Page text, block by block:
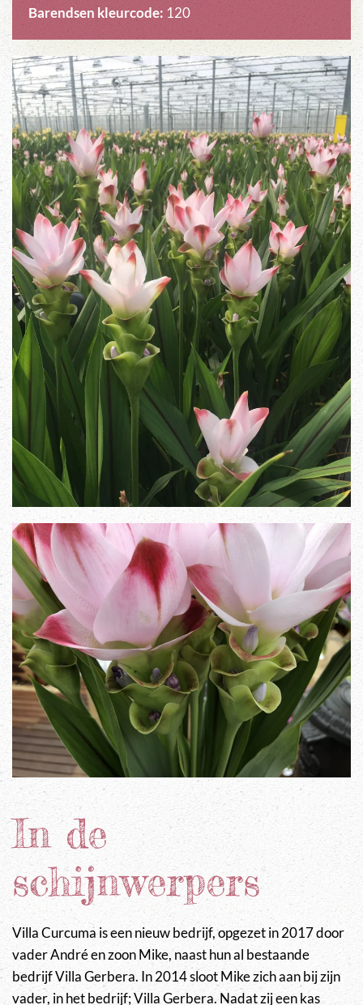
Barendsen kleurcode: 120
In de
schijnwerpers
Villa Curcuma is een nieuw bedrijf, opgezet in 2017 door
vader André en zoon Mike, naast hun al bestaande
bedrijf Villa Gerbera. In 2014 sloot Mike zich aan bij zijn
vader, in het bedrijf; Villa Gerbera. Nadat zij een kas